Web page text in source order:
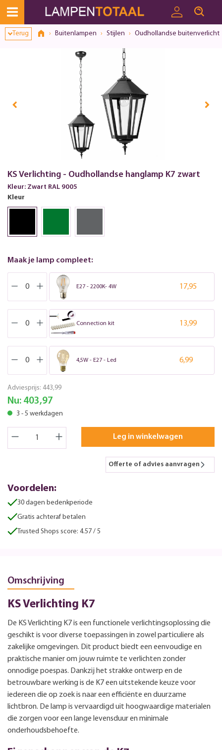
Terug Buitenlampen Stijlen Oudhollandse
KS Verlichting - Oudhollandse hanglamp K7 zwart
Kleur: Zwart RAL 9005
Kleur
Maak je lamp compleet:
E27 - 2200K- 4W 17,95
Connection kit 13,99
4,5W - E27 - Led 6,99
Adviesprijs: 443,99
Nu: 403,97
3 - 5 werkdagen
Leg in winkelwagen
Offerte of advies aanvragen
Voordelen:
30 dagen bedenkperiode
Gratis achteraf betalen
Trusted Shops score: 4.57 / 5
Omschrijving
KS Verlichting K7
De KS Verlichting K7 is een functionele verlichtingsoplossing die
geschikt is voor diverse toepassingen in zowel particuliere als
zakelijke omgevingen. Dit product biedt een eenvoudige en
praktische manier om jouw ruimte te verlichten zonder
onnodige poespas. Dankzij het strakke ontwerp en de
betrouwbare werking is de K7 een uitstekende keuze voor
iedereen die op zoek is naar een efficiënte en duurzame
lichtbron. De lamp is vervaardigd uit hoogwaardige materialen
die zorgen voor een lange levensduur en minimale
onderhoudsbehoefte.
Toestemmingsvenster geopend